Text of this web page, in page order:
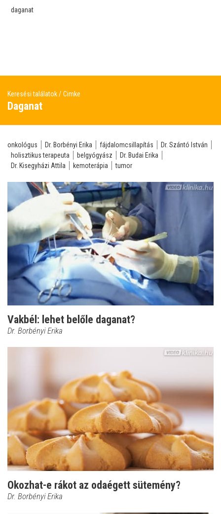
daganat
Keresési találatok Cimke
Daganat
onkológus Dr. Borbényi Erika fájdalomcsillapítás
Dr. Szántó István
holisztikus terapeuta
belgyógyász
Dr. Budai Erika
Dr. Kisegyházi Attila
kemoterápia tumor
Vakbél: lehet belőle daganat?
Dr. Borbényi Erika
Okozhat-e rákot az odaégett sütemény?
Dr. Borbényi Erika